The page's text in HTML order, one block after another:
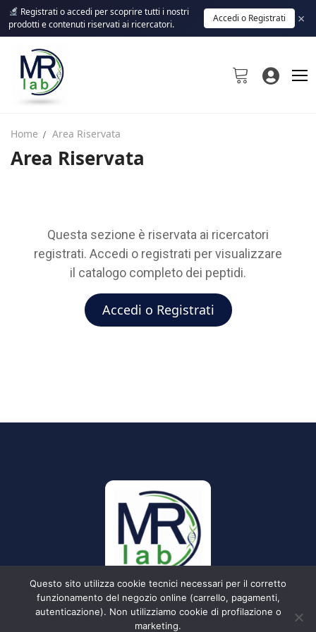
Registrati o accedi per scoprire tutti i nostri
prodotti e contenuti riservati ai ricercatori.
Accedi o Registrati ×
Chi Siamo
Contattaci
Home Area Riservata
Area Riservata
Questa sezione è riservata ai ricercatori
registrati. Accedi o registrati per visualizzare
il catalogo completo dei peptidi.
Accedi o Registrati
Questo sito utilizza cookie tecnici necessari per il corretto
funzionamento del negozio online (carrello, pagamenti,
autenticazione). Non utilizziamo cookie di profilazione o
marketing.